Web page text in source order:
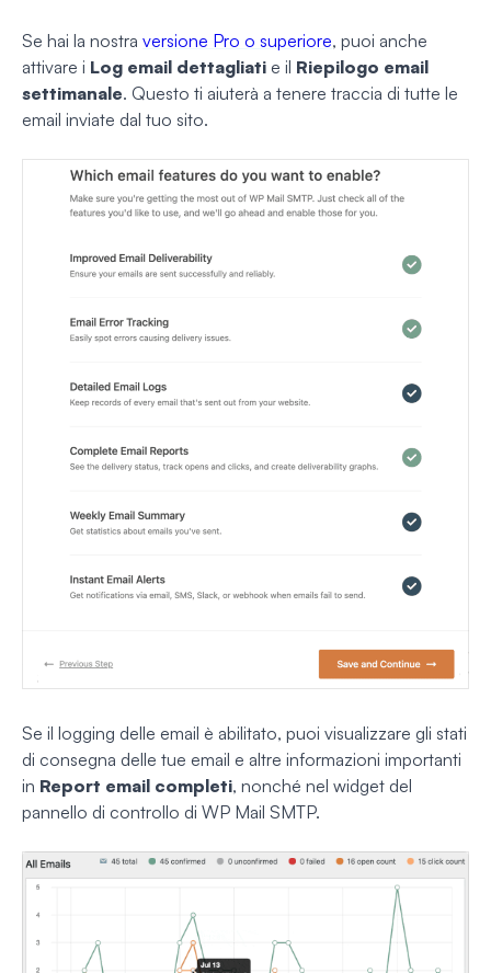
Se hai la nostra versione Pro o superiore, puoi anche
attivare i Log email dettagliati e il Riepilogo email
settimanale. Questo ti aiuterà a tenere traccia di tutte le
email inviate dal tuo sito.
Se il logging delle email è abilitato, puoi visualizzare gli stati
di consegna delle tue email e altre informazioni importanti
in Report email completi, nonché nel widget del
pannello di controllo di WP Mail SMTP.